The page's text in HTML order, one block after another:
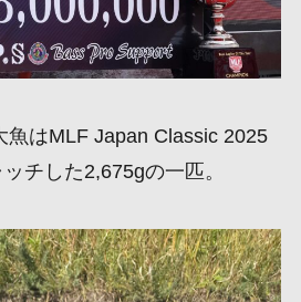
魚はMLF Japan Classic 2025
チした2,675gの一匹。